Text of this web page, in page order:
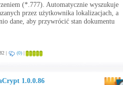
(*.777). Automatycznie wyszukuje
przez użytkownika lokalizacjach, a
dane, aby przywrócić stan dokumentu
| (0) |
1.0.0.86